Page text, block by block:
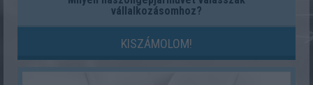
vállalkozásomhoz?
KISZÁMOLOM!